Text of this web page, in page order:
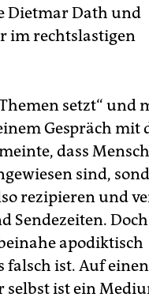
Dietmar Dath und
im rechtslastigen
setzt“ und
Gespräch mit
dass
sind,
rezipieren und
Sendezeiten.
apodiktisch
falsch ist. Auf einen
selbst ist ein